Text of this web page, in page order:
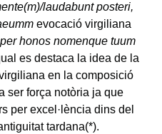
laudabunt posteri,
evocació virgiliana
honos nomenque tuum
es destaca la idea de la
en la composició
ser força notòria ja que
per excel·lència dins del
tardana(*).